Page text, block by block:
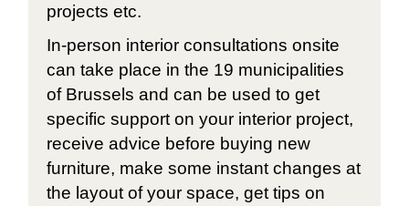
projects etc.
In-person interior consultations onsite
can take place in the 19 municipalities
of Brussels and can be used to get
specific support on your interior project,
receive advice before buying new
furniture, make some instant changes at
the layout of your space, get tips on